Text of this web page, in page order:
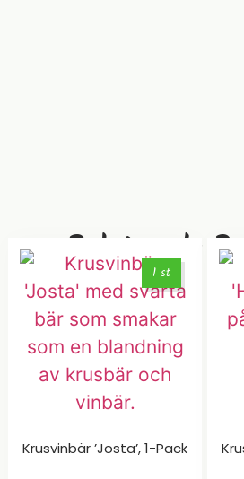
Relaterade
1 st
Krusvinbär ’Josta’, 1-Pack